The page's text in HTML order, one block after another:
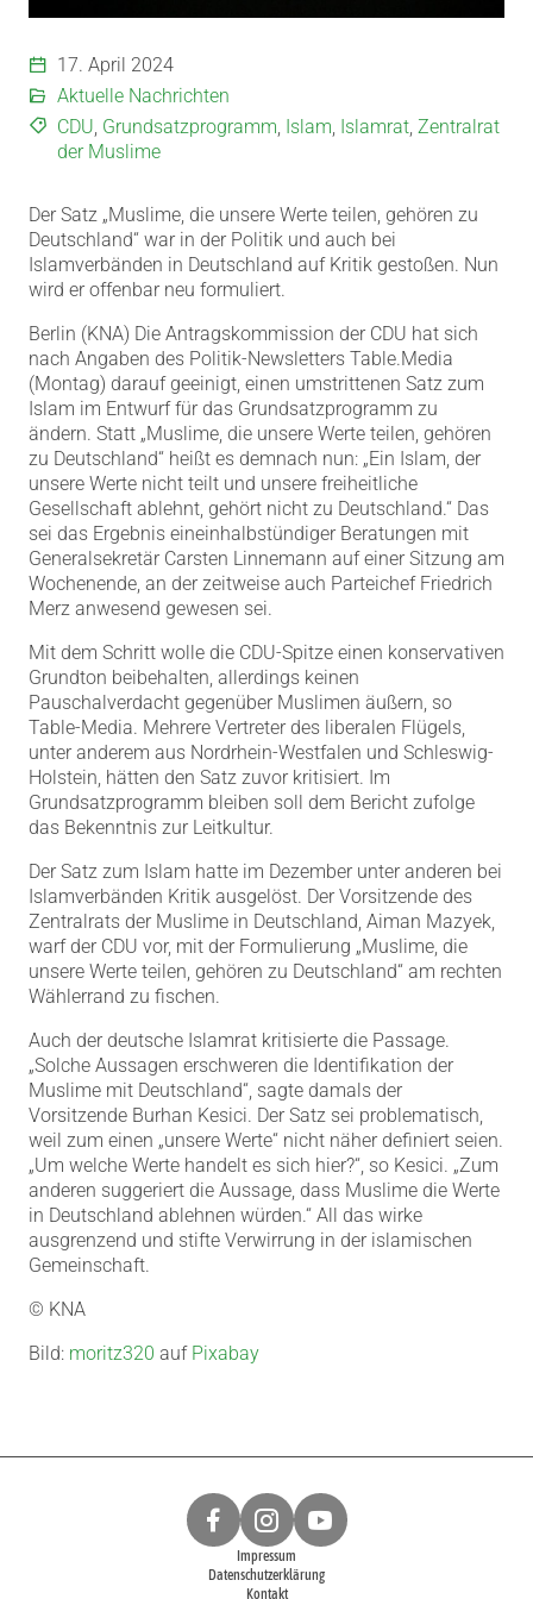
17. April 2024
Aktuelle Nachrichten
CDU Grundsatzprogramm Islam Islamrat, Zentralrat
der Muslime
Der Satz „Muslime, die unsere Werte teilen, gehören zu
Deutschland“ war in der Politik und auch bei
Islamverbänden in Deutschland auf Kritik gestoßen. Nun
wird er offenbar neu formuliert.
Berlin (KNA) Die Antragskommission der CDU hat sich
nach Angaben des Politik-Newsletters Table.Media
(Montag) darauf geeinigt, einen umstrittenen Satz zum
Islam im Entwurf für das Grundsatzprogramm zu
ändern. Statt „Muslime, die unsere Werte teilen, gehören
zu Deutschland“ heißt es demnach nun: „Ein Islam, der
unsere Werte nicht teilt und unsere freiheitliche
Gesellschaft ablehnt, gehört nicht zu Deutschland.“ Das
sei das Ergebnis eineinhalbstündiger Beratungen mit
Generalsekretär Carsten Linnemann auf einer Sitzung am
Wochenende, an der zeitweise auch Parteichef Friedrich
Merz anwesend gewesen sei.
Mit dem Schritt wolle die CDU-Spitze einen konservativen
Grundton beibehalten, allerdings keinen
Pauschalverdacht gegenüber Muslimen äußern, so
Table-Media. Mehrere Vertreter des liberalen Flügels,
unter anderem aus Nordrhein-Westfalen und Schleswig-
Holstein, hätten den Satz zuvor kritisiert. Im
Grundsatzprogramm bleiben soll dem Bericht zufolge
das Bekenntnis zur Leitkultur.
Der Satz zum Islam hatte im Dezember unter anderen bei
Islamverbänden Kritik ausgelöst. Der Vorsitzende des
Zentralrats der Muslime in Deutschland, Aiman Mazyek,
warf der CDU vor, mit der Formulierung „Muslime, die
unsere Werte teilen, gehören zu Deutschland“ am rechten
Wählerrand zu fischen.
Auch der deutsche Islamrat kritisierte die Passage.
„Solche Aussagen erschweren die Identifikation der
Muslime mit Deutschland“, sagte damals der
Vorsitzende Burhan Kesici. Der Satz sei problematisch,
weil zum einen „unsere Werte“ nicht näher definiert seien.
„Um welche Werte handelt es sich hier?“, so Kesici. „Zum
anderen suggeriert die Aussage, dass Muslime die Werte
in Deutschland ablehnen würden.“ All das wirke
ausgrenzend und stifte Verwirrung in der islamischen
Gemeinschaft.
© KNA
Bild: moritz320 auf Pixabay
Impressum
Datenschutzerklärung
Kontakt